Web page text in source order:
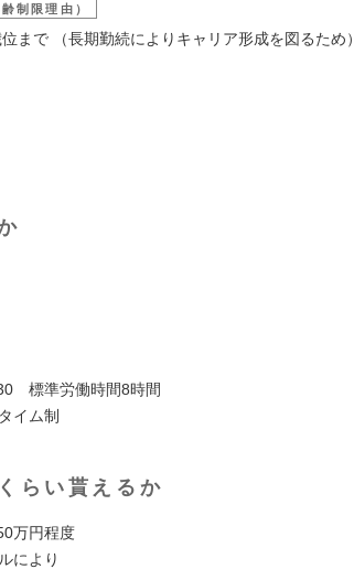
制限理由）
まで （長期勤続によりキャリア形成を図るため）
標準労働時間8時間
イム制
らい貰えるか
万円程度
により